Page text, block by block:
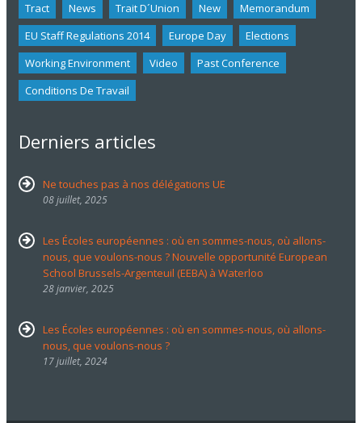
Tract News Trait D´union New
Memorandum
EU Staff Regulations 2014
Europe Day
Elections
Working Environment
Video
Past Conference
Conditions De Travail
Derniers articles
Ne touches pas à nos délégations UE
08 juillet, 2025
Les Écoles européennes : où en sommes-nous, où allons-
nous, que voulons-nous ? Nouvelle opportunité European
School Brussels-Argenteuil (EEBA) à Waterloo
28 janvier, 2025
Les Écoles européennes : où en sommes-nous, où allons-
nous, que voulons-nous ?
17 juillet, 2024